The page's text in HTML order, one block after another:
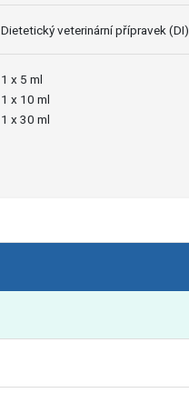
Dietetický veterinární přípravek (DI)
1 x 5 ml
1 x 10 ml
1 x 30 ml